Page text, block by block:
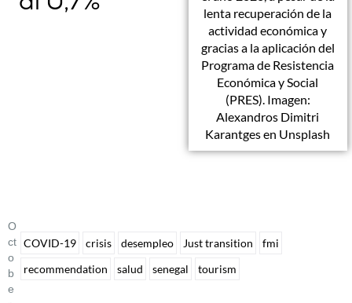
lenta recuperación de la
actividad económica y
gracias a la aplicación del
Programa de Resistencia
Económica y Social
(PRES). Imagen:
Alexandros Dimitri
Karantges en Unsplash
O
Ct
O
B
E
COVID-19 crisis desempleo Just transition
fmi
recommendation
salud senegal tourism